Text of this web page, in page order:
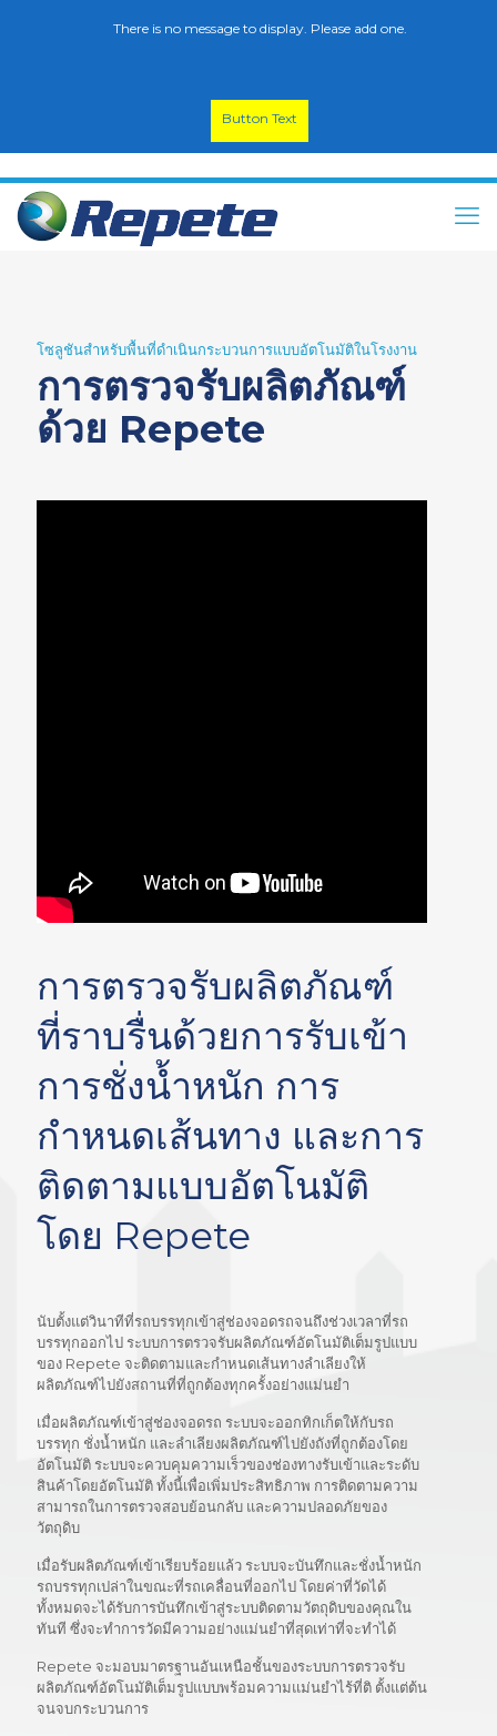
โซลูชันสำหรับพื้นที่ดำเนินกระบวนการแบบอัตโนมัติในโรงงาน
การตรวจรับผลิตภัณฑ์
ด้วย Repete
การตรวจรับผลิตภัณฑ์
ที่ราบรื่นด้วยการรับเข้า
การชั่งน้ำหนัก การ
กำหนดเส้นทาง และการ
ติดตามแบบอัตโนมัติ
โดย Repete
นับตั้งแต่วินาทีที่รถบรรทุกเข้าสู่ช่องจอดรถจนถึงช่วงเวลาที่รถ
บรรทุกออกไป ระบบการตรวจรับผลิตภัณฑ์อัตโนมัติเต็มรูปแบบ
ของ Repete จะติดตามและกำหนดเส้นทางลำเลียงให้
ผลิตภัณฑ์ไปยังสถานที่ที่ถูกต้องทุกครั้งอย่างแม่นยำ
เมื่อผลิตภัณฑ์เข้าสู่ช่องจอดรถ ระบบจะออกทิกเก็ตให้กับรถ
บรรทุก ชั่งน้ำหนัก และลำเลียงผลิตภัณฑ์ไปยังถังที่ถูกต้องโดย
อัตโนมัติ ระบบจะควบคุมความเร็วของช่องทางรับเข้าและระดับ
สินค้าโดยอัตโนมัติ ทั้งนี้เพื่อเพิ่มประสิทธิภาพ การติดตามความ
สามารถในการตรวจสอบย้อนกลับ และความปลอดภัยของ
วัตถุดิบ
เมื่อรับผลิตภัณฑ์เข้าเรียบร้อยแล้ว ระบบจะบันทึกและชั่งน้ำหนัก
รถบรรทุกเปล่าในขณะที่รถเคลื่อนที่ออกไป โดยค่าที่วัดได้
ทั้งหมดจะได้รับการบันทึกเข้าสู่ระบบติดตามวัตถุดิบของคุณใน
ทันที ซึ่งจะทำการวัดมีความอย่างแม่นยำที่สุดเท่าที่จะทำได้
Repete จะมอบมาตรฐานอันเหนือชั้นของระบบการตรวจรับ
ผลิตภัณฑ์อัตโนมัติเต็มรูปแบบพร้อมความแม่นยำไร้ที่ติ ตั้งแต่ต้น
จนจบกระบวนการ
There is no message to display. Please add one.
Button Text